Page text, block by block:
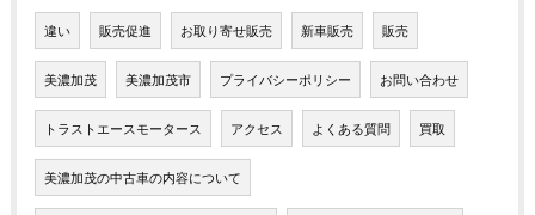
違い 販売促進 お取り寄せ販売 新車販売 販売
美濃加茂 美濃加茂市 プライバシーポリシー お問い合わせ
トラストエースモータース アクセス よくある質問 買取
美濃加茂の中古車の内容について